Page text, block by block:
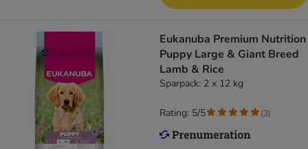
Eukanuba Premium Nutrition
Puppy Large & Giant Breed
Lamb & Rice
Sparpack: 2 x 12 kg
Rating: 5/5 (3)